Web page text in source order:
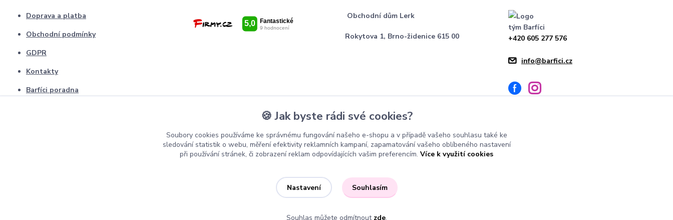
Doprava a platba
Obchodní podmínky
GDPR
Kontakty
Barfíci poradna
Obchodní dům Lerk
Rokytova 1, Brno-židenice 615 00
tým Barfíci
+420 605 277 576
info@barfici.cz
🍪 Jak byste rádi své cookies?
Soubory cookies používáme ke správnému fungování našeho e-shopu a v případě vašeho souhlasu také ke
sledování statistik o webu, měření efektivity reklamních kampaní, zapamatování vašeho oblíbeného nastavení
při používání stránek, či zobrazení reklam odpovídajících vašim preferencím. Více k využití cookies
Nastavení Souhlasím
Souhlas můžete odmítnout zde.